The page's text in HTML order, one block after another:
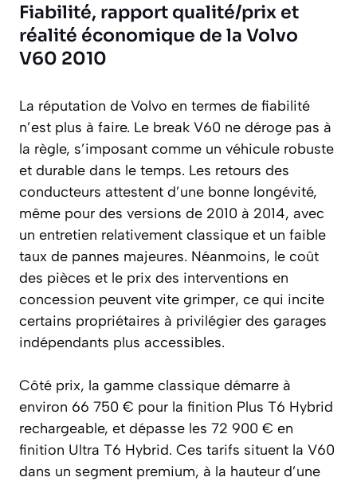
Fiabilité, rapport qualité/prix et
réalité économique de la Volvo
V60 2010
La réputation de Volvo en termes de fiabilité
n’est plus à faire. Le break V60 ne déroge pas à
la règle, s’imposant comme un véhicule robuste
et durable dans le temps. Les retours des
conducteurs attestent d’une bonne longévité,
même pour des versions de 2010 à 2014, avec
un entretien relativement classique et un faible
taux de pannes majeures. Néanmoins, le coût
des pièces et le prix des interventions en
concession peuvent vite grimper, ce qui incite
certains propriétaires à privilégier des garages
indépendants plus accessibles.
Côté prix, la gamme classique démarre à
environ 66 750 € pour la finition Plus T6 Hybrid
rechargeable, et dépasse les 72 900 € en
finition Ultra T6 Hybrid. Ces tarifs situent la V60
dans un segment premium, à la hauteur d’une